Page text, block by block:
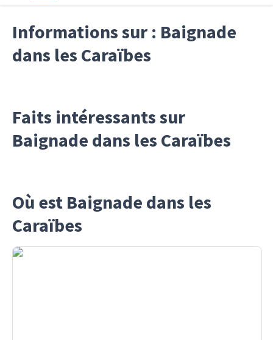
Informations sur : Baignade
dans les Caraïbes
Faits intéressants sur
Baignade dans les Caraïbes
Où est Baignade dans les
Caraïbes